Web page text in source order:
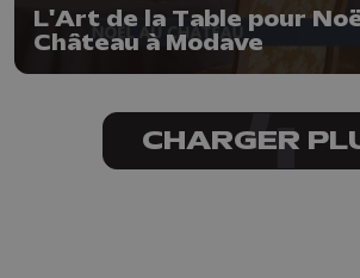
L'Art de la Table pour
Château à Modave
CHARGER